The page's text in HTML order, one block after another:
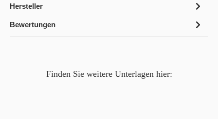
Hersteller
Bewertungen
Finden Sie weitere Unterlagen hier: